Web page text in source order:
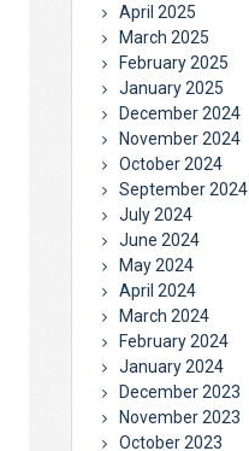
April 2025
March 2025
February 2025
January 2025
December 2024
November 2024
October 2024
September 2024
July 2024
June 2024
May 2024
April 2024
March 2024
February 2024
January 2024
December 2023
November 2023
October 2023